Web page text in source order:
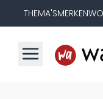
THEMA'SMERKEN